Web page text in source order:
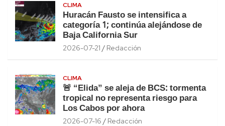
CLIMA
Huracán Fausto se intensifica a
categoría 1; continúa alejándose de
Baja California Sur
2026-07-21 Redacción
CLIMA
🚨 “Elida” se aleja de BCS: tormenta
tropical no representa riesgo para
Los Cabos por ahora
2026-07-16 Redacción